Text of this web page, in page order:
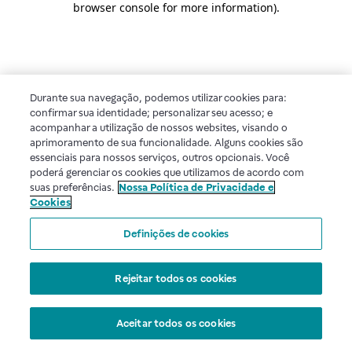
browser console for more information).
Durante sua navegação, podemos utilizar cookies para:
confirmar sua identidade; personalizar seu acesso; e
acompanhar a utilização de nossos websites, visando o
aprimoramento de sua funcionalidade. Alguns cookies são
essenciais para nossos serviços, outros opcionais. Você
poderá gerenciar os cookies que utilizamos de acordo com
suas preferências. Nossa Política de Privacidade e
Cookies
Definições de cookies
Rejeitar todos os cookies
Aceitar todos os cookies